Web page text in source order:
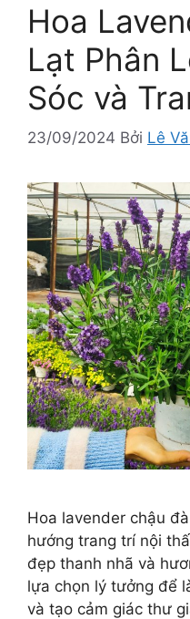
Hoa
Lạt Phân
Sóc và
23/09/2024 Bởi Lê
Hoa lavender chậu
hướng trang trí nội
đẹp thanh nhã và
lựa chọn lý tưởng để
và tạo cảm giác thư